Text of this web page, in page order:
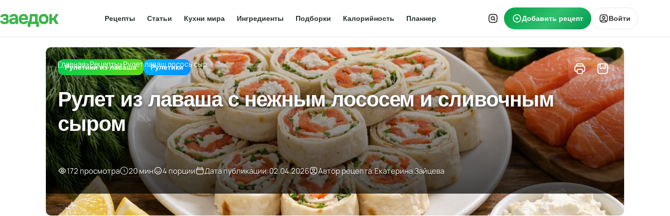
Рецепты Статьи Кухни мира Ингредиенты Подборки Калорийность Планнер Добавить рецепт Войти
Главная»Рецепты»Рулет лаваш лосось сыр
Рулетики из лаваша Рулетики
Рулет из лаваша с нежным лососем и сливочным
сыром
172 просмотра 20 мин 4 порции Дата публикации:02.04.2026 Автор рецепта:Екатерина Зайцева